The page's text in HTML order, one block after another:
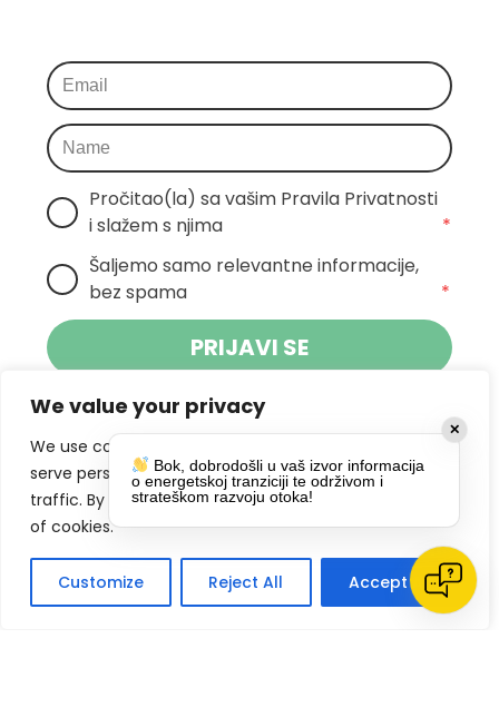
We value your privacy
We use cookies to enhance your browsing experience,
serve personalized ads or content, and analyze our
traffic. By clicking "Accept All", you consent to our use
of cookies.
Customize Reject All Accept All
Pročitao(la) sa vašim Pravila Privatnosti
i slažem s njima
*
Šaljemo samo relevantne informacije,
bez spama
*
PRIJAVI SE
Klikom na gumb dajete suglasnost za
primanje novosti Pokreta Otoka te se
slažete spolitikom privatnosti.
DRUŠTVENE MREŽE
✕
Bok, dobrodošli u vaš izvor informacija
o energetskoj tranziciji te održivom i
strateškom razvoju otoka!